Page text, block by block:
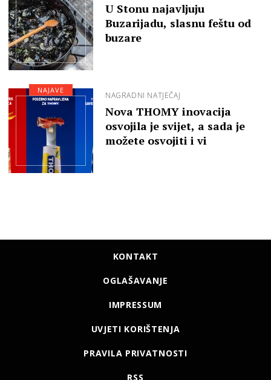
U Stonu najavljuju
Buzarijadu, slasnu feštu od
buzare
NAGRADNI NATJEČAJ
Nova THOMY inovacija
osvojila je svijet, a sada je
možete osvojiti i vi
NAJAVE
KONTAKT
OGLAŠAVANJE
IMPRESSUM
UVJETI KORIŠTENJA
PRAVILA PRIVATNOSTI
RSS